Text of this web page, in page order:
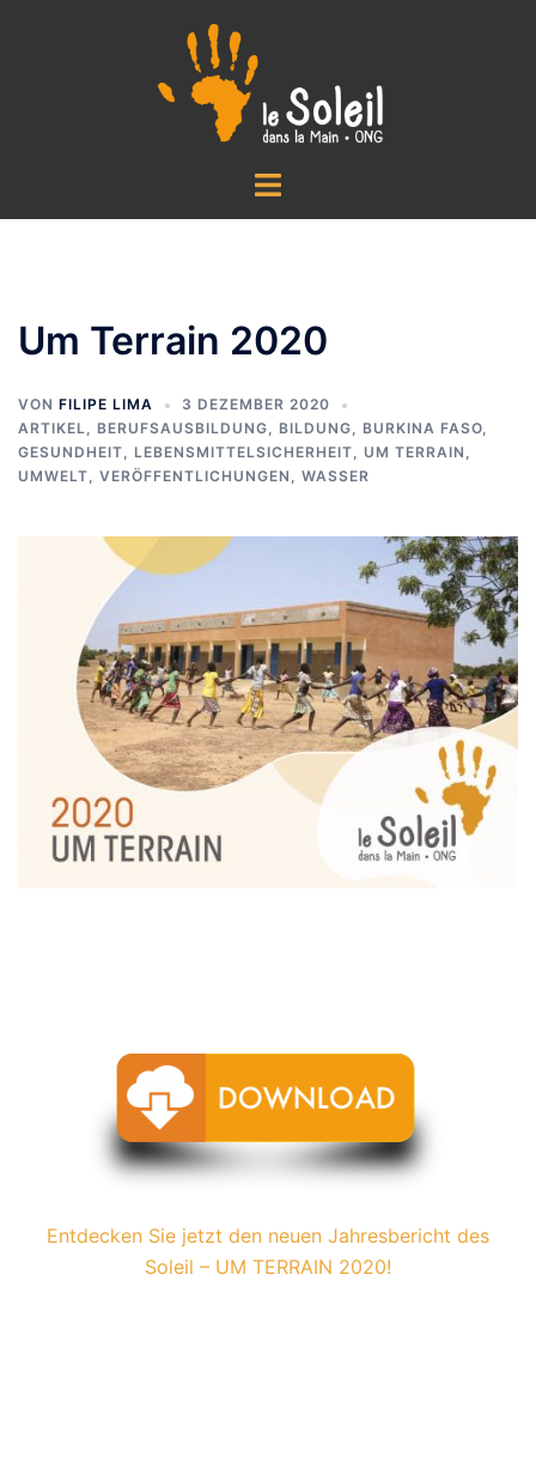
Menü
Um Terrain 2020
VON FILIPE LIMA
3 DEZEMBER 2020
ARTIKEL, BERUFSAUSBILDUNG, BILDUNG, BURKINA FASO,
GESUNDHEIT, LEBENSMITTELSICHERHEIT, UM TERRAIN ,
UMWELT, VERÖFFENTLICHUNGEN , WASSER
Entdecken Sie jetzt den neuen Jahresbericht des
Soleil – UM TERRAIN 2020!